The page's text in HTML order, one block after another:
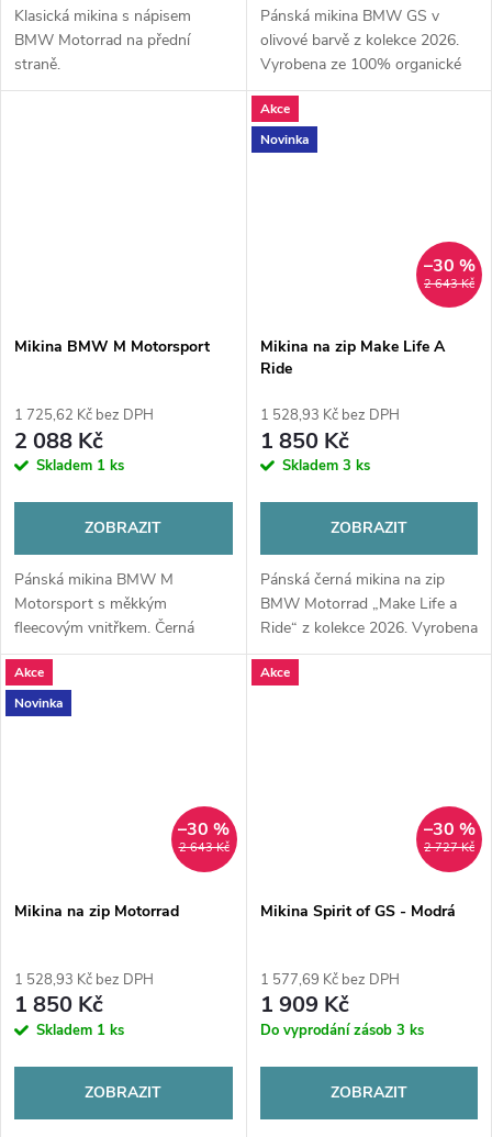
Klasická mikina s nápisem
BMW Motorrad na přední
straně.
Pánská mikina BMW GS v
olivové barvě z kolekce 2026.
Vyrobena ze 100% organické
bavlny v úpravě francouzského
froté s moderní vertikální
grafikou a logem Spirit of GS.
Mikina BMW M Motorsport
1 725,62 Kč bez DPH
2 088 Kč
Skladem 1 ks
ZOBRAZIT
Pánská mikina BMW M
Motorsport s měkkým
fleecovým vnitřkem. Černá
barva, volný střih, loga BMW M
a PUMA – ideální pro fanoušky
BMW.
Akce
Novinka
2 643 Kč
–30 %
Mikina na zip Make Life A
Ride
1 528,93 Kč bez DPH
1 850 Kč
Skladem 3 ks
ZOBRAZIT
Pánská černá mikina na zip
BMW Motorrad „Make Life a
Ride“ z kolekce 2026. Vyrobena
ze 100% kartáčované
organické bavlny pro maximální
Akce
Novinka
2 643 Kč
–30 %
Mikina na zip Motorrad
1 528,93 Kč bez DPH
1 850 Kč
Skladem 1 ks
ZOBRAZIT
Akce
2 727 Kč
–30 %
Mikina Spirit of GS - Modrá
1 577,69 Kč bez DPH
1 909 Kč
Do vyprodání zásob 3 ks
ZOBRAZIT